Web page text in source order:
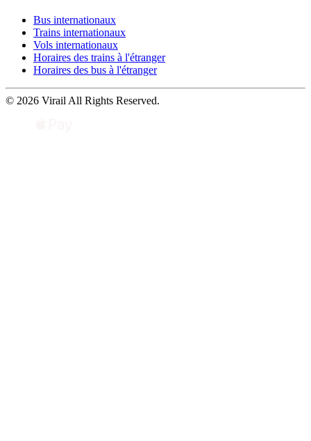
Bus internationaux
Trains internationaux
Vols internationaux
Horaires des trains à l'étranger
Horaires des bus à l'étranger
© 2026 Virail All Rights Reserved.